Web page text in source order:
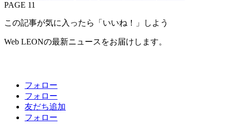
PAGE 11
この記事が気に入ったら「いいね！」しよう
Web LEONの最新ニュースをお届けします。
フォロー
フォロー
友だち追加
フォロー